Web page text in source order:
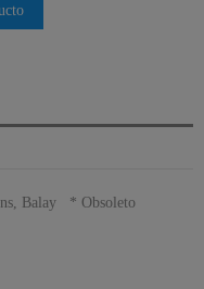
Balay * Obsoleto